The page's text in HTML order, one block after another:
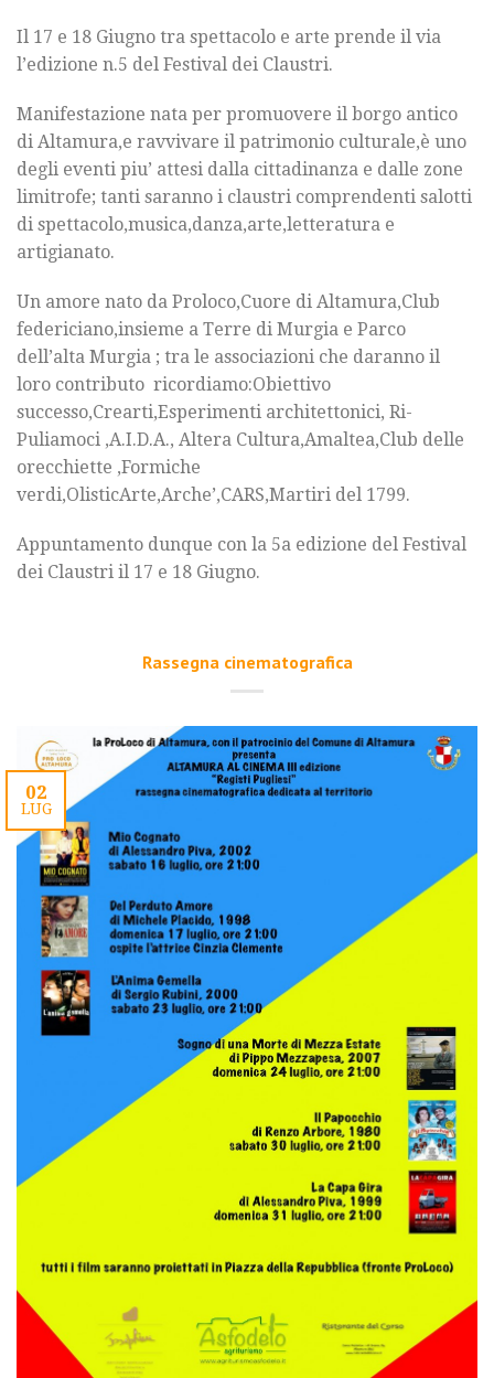
Il 17 e 18 Giugno tra spettacolo e arte prende il via
l’edizione n.5 del Festival dei Claustri.
Manifestazione nata per promuovere il borgo antico
di Altamura,e ravvivare il patrimonio culturale,è uno
degli eventi piu’ attesi dalla cittadinanza e dalle zone
limitrofe; tanti saranno i claustri comprendenti salotti
di spettacolo,musica,danza,arte,letteratura e
artigianato.
Un amore nato da Proloco,Cuore di Altamura,Club
federiciano,insieme a Terre di Murgia e Parco
dell’alta Murgia ; tra le associazioni che daranno il
loro contributo ricordiamo:Obiettivo
successo,Crearti,Esperimenti architettonici, Ri-
Puliamoci ,A.I.D.A., Altera Cultura,Amaltea,Club delle
orecchiette ,Formiche
verdi,OlisticArte,Arche’,CARS,Martiri del 1799.
Appuntamento dunque con la 5a edizione del Festival
dei Claustri il 17 e 18 Giugno.
Rassegna cinematografica
02
LUG